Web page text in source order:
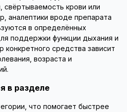
свёртываемость крови или
аналептики вроде препарата
в определённых
поддержки функции дыхания и
средства зависит
возраста и
в разделе
что помогает быстрее